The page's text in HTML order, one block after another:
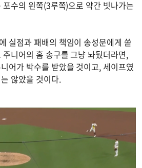
수의 왼쪽(3루쪽)으로 약간 빗나가는
실점과 패배의 책임이 송성문에게 쏟
니어의 홈 송구를 그냥 놔뒀더라면,
어가 박수를 받았을 것이고, 세이프였
않았을 것이다.